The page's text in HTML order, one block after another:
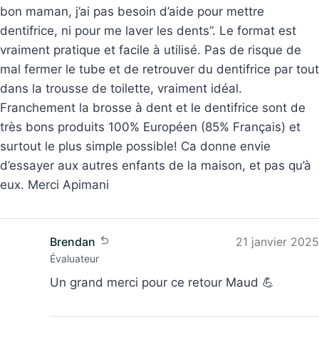
bon maman, j’ai pas besoin d’aide pour mettre
dentifrice, ni pour me laver les dents”. Le format est
vraiment pratique et facile à utilisé. Pas de risque de
mal fermer le tube et de retrouver du dentifrice par tout
dans la trousse de toilette, vraiment idéal.
Franchement la brosse à dent et le dentifrice sont de
très bons produits 100% Européen (85% Français) et
surtout le plus simple possible! Ca donne envie
d’essayer aux autres enfants de la maison, et pas qu’à
eux. Merci Apimani
Brendan
Évaluateur
21 janvier 2025
Un grand merci pour ce retour Maud 💪